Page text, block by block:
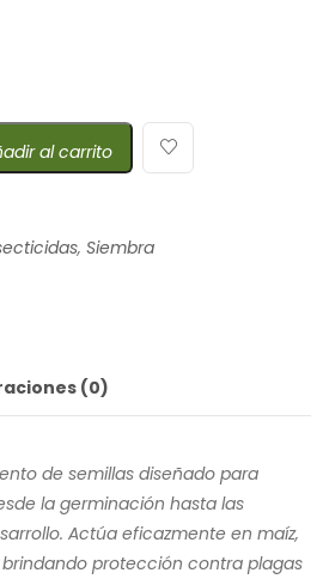
al carrito
, Siembra
(0)
de semillas diseñado para
la germinación hasta las
Actúa eficazmente en maíz,
protección contra plagas